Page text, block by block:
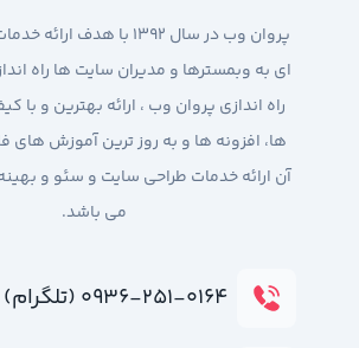
پروان وب در سال 1392 با هدف
ای به وبمسترها و مدیران سایت ها راه
راه اندازی پروان وب ، ارائه بهترین و با
ها، افزونه ها و به روز ترین آموزش های
آن ارائه خدمات طراحی سایت و سئو و
می باشد.
۰۹۳۶-۲۵۱-۰۱۶۴ (تلگرام)